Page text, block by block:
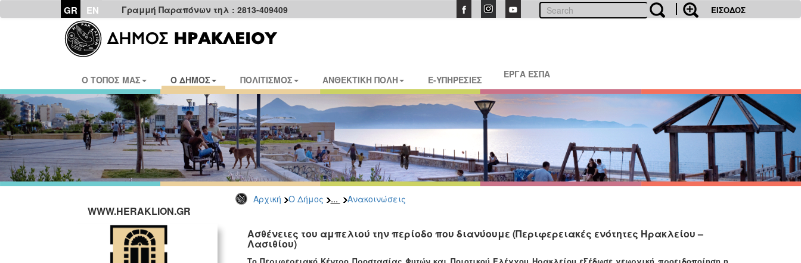
GR EN Γραμμή Παραπόνων τηλ : 2813-409409 ΕΙΣΟΔΟΣ
Ο ΤΟΠΟΣ ΜΑΣ Ο ΔΗΜΟΣ ΠΟΛΙΤΙΣΜΟΣ ΑΝΘΕΚΤΙΚΗ ΠΟΛΗ E-ΥΠΗΡΕΣΙΕΣ ΕΡΓΑ ΕΣΠΑ
Αρχική Ο Δήμος ... Ανακοινώσεις
WWW.HERAKLION.GR
Ασθένειες του αμπελιού την περίoδο που διανύουμε (Περιφερειακές ενότητες Ηρακλείου –
Λασιθίου)